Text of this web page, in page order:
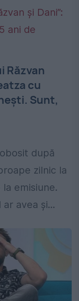
Răzvan
cu
Sunt,
după
zilnic la
emisiune.
avea și...